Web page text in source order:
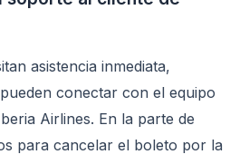
asistencia inmediata,
conectar con el equipo
Airlines. En la parte de
para cancelar el boleto por la